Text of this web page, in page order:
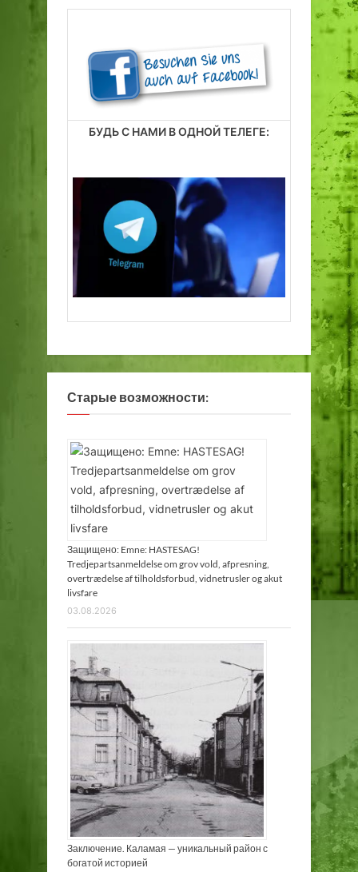
БУДЬ С НАМИ В ОДНОЙ ТЕЛЕГЕ:
Старые возможности:
Защищено: Emne: HASTESAG!
Tredjepartsanmeldelse om grov vold, afpresning,
overtrædelse af tilholdsforbud, vidnetrusler og akut
livsfare
03.08.2026
Заключение. Каламая — уникальный район с
богатой историей